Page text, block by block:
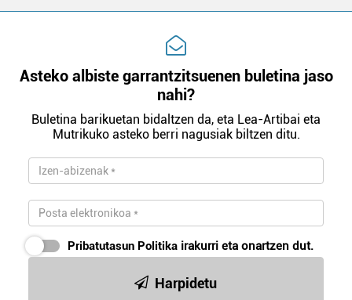
Asteko albiste garrantzitsuenen buletina jaso
nahi?
Buletina barikuetan bidaltzen da, eta Lea-Artibai eta
Mutrikuko asteko berri nagusiak biltzen ditu.
Pribatutasun Politika irakurri eta onartzen dut.
Harpidetu